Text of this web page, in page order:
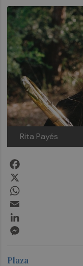
Rita Payés
Plaza